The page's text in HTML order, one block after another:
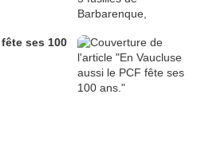
ses 100